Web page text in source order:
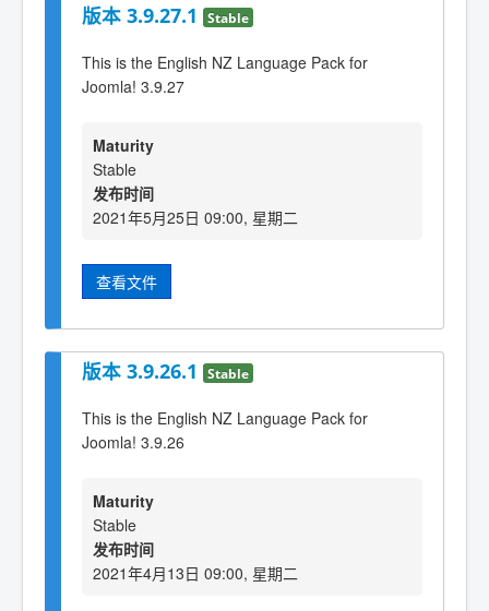
版本 3.9.27.1 Stable
This is the English NZ Language Pack for
Joomla! 3.9.27
Maturity
Stable
发布时间
2021年5月25日 09:00, 星期二
查看文件
版本 3.9.26.1 Stable
This is the English NZ Language Pack for
Joomla! 3.9.26
Maturity
Stable
发布时间
2021年4月13日 09:00, 星期二